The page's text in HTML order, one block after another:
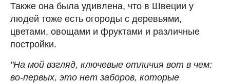
Также она была удивлена, что в Швеции у
людей тоже есть огороды с деревьями,
цветами, овощами и фруктами и различные
постройки.
"На мой взгляд, ключевые отличия вот в чем:
во-первых, это нет заборов, которые